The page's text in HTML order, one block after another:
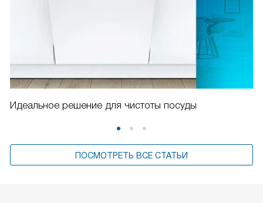
Идеальное решение для чистоты посуды
ПОСМОТРЕТЬ ВСЕ СТАТЬИ